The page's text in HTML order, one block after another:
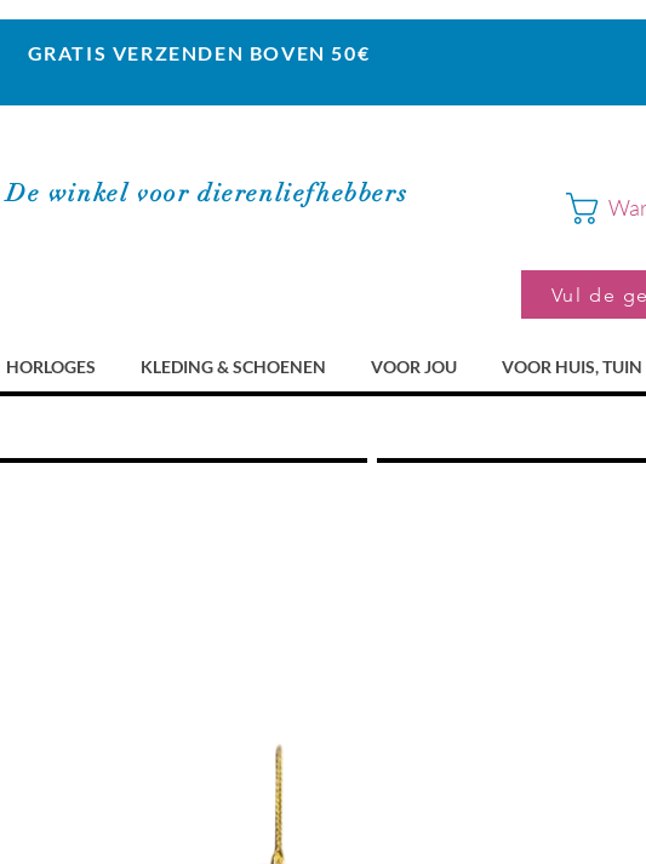
GRATIS VERZENDEN BOVEN 50€
De winkel voor dierenliefhebbers
Vul de
HORLOGES KLEDING & SCHOENEN VOOR JOU VOOR HUIS,